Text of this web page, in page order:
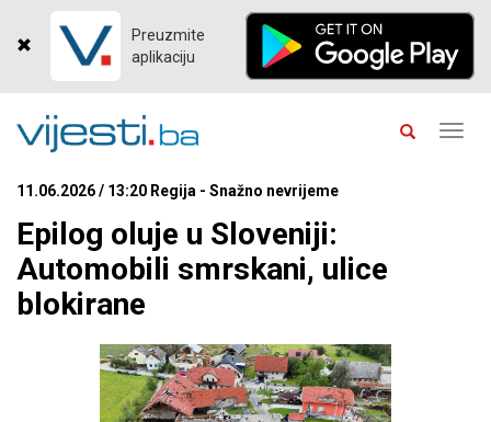
Preuzmite
aplikaciju
11.06.2026 / 13:20 Regija - Snažno nevrijeme
Epilog oluje u Sloveniji:
Automobili smrskani, ulice
blokirane